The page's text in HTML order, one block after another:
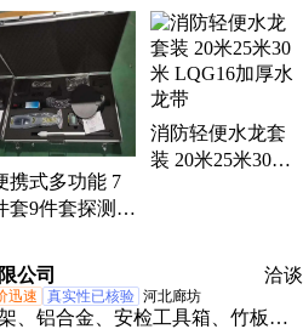
防消防巡检机器、肢体固定气
消防防汛抢险水域救援、消防救
洗消喷淋器、消防阻燃毛衣
携式多功能 7
套9件套探测剂
检测仪器
消防轻便水龙套
装 20米25米30米
公司 洽谈
迅速 真实性已核验 河北廊坊
、铝合金、安检工具箱、竹板折